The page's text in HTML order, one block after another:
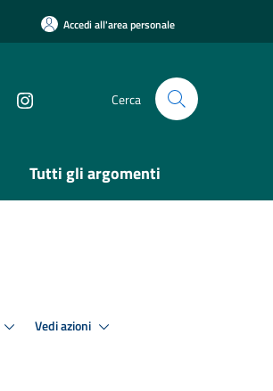
Accedi all'area personale
Cerca
Tutti gli argomenti
Vedi azioni